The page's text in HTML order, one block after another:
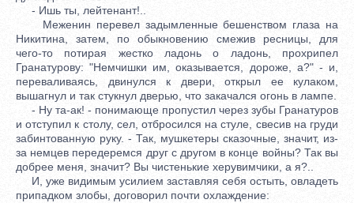
- Ишь ты, лейтенант!..
Меженин перевел задымленные бешенством глаза на
Никитина, затем, по обыкновению смежив ресницы, для
чего-то потирая жестко ладонь о ладонь, прохрипел
Гранатурову: "Немчишки им, оказывается, дороже, а?" - и,
переваливаясь, двинулся к двери, открыл ее кулаком,
вышагнул и так стукнул дверью, что закачался огонь в лампе.
- Ну та-ак! - понимающе пропустил через зубы Гранатуров
и отступил к столу, сел, отбросился на стуле, свесив на груди
забинтованную руку. - Так, мушкетеры сказочные, значит, из-
за немцев передеремся друг с другом в конце войны? Так вы
добрее меня, значит? Вы чистенькие херувимчики, а я?..
И, уже видимым усилием заставляя себя остыть, овладеть
припадком злобы, договорил почти охлаждение: